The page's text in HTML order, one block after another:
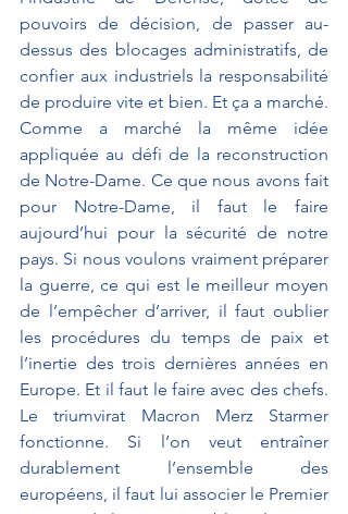
pouvoirs de décision, de passer au-
dessus des blocages administratifs, de
confier aux industriels la responsabilité
de produire vite et bien. Et ça a marché.
Comme a marché la même idée
appliquée au défi de la reconstruction
de Notre-Dame. Ce que nous avons fait
pour Notre-Dame, il faut le faire
aujourd’hui pour la sécurité de notre
pays. Si nous voulons vraiment préparer
la guerre, ce qui est le meilleur moyen
de l’empêcher d’arriver, il faut oublier
les procédures du temps de paix et
l’inertie des trois dernières années en
Europe. Et il faut le faire avec des chefs.
Le triumvirat Macron Merz Starmer
fonctionne. Si l’on veut entraîner
durablement l’ensemble des
européens, il faut lui associer le Premier